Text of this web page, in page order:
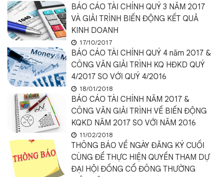
BÁO CÁO TÀI CHÍNH QUÝ 3 NĂM 2017
VÀ GIẢI TRÌNH BIẾN ĐỘNG KẾT QUẢ
KINH DOANH
17/10/2017
BÁO CÁO TÀI CHÍNH QUÝ 4 năm 2017 &
CÔNG VĂN GIẢI TRÌNH KQ HĐKD QUÝ
4/2017 SO VỚI QUÝ 4/2016
18/01/2018
BÁO CÁO TÀI CHÍNH NĂM 2017 &
CÔNG VĂN GIẢI TRÌNH VỀ BIẾN ĐỘNG
KQKD NĂM 2017 SO VỚI NĂM 2016
11/02/2018
THÔNG BÁO VỀ NGÀY ĐĂNG KÝ CUỐI
CÙNG ĐỂ THỰC HIỆN QUYỀN THAM DỰ
ĐẠI HỘI ĐỒNG CỔ ĐÔNG THƯỜNG